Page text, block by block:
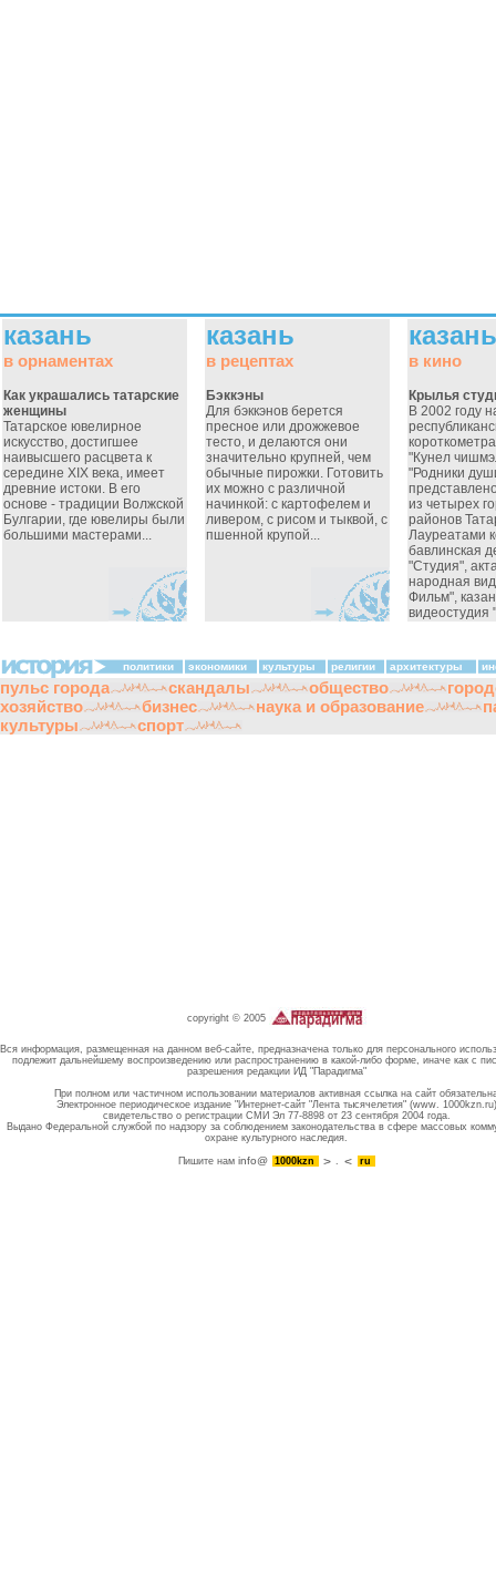
казань
в орнаментах
Как украшались татарские
женщины
Татарское ювелирное
искусство, достигшее
наивысшего расцвета к
середине XIX века, имеет
древние истоки. В его
основе - традиции Волжской
Булгарии, где ювелиры были
большими мастерами...
казань
в рецептах
Бэккэны
Для бэккэнов берется
пресное или дрожжевое
тесто, и делаются они
значительно крупней, чем
обычные пирожки. Готовить
их можно с различной
начинкой: с картофелем и
ливером, с рисом и тыквой, с
пшенной крупой...
казань
в кино
Крылья
В 2002 году
"Кунел
"Родники
из четырех
районов
Лауреатами
бавлинская
"Студия",
народная
Фильм",
видеостудия
политики экономики культуры религии архитектуры
пульс города скандалы общество
хозяйство
бизнес наука и образование
культуры
спорт
copyright © 2005
Вся информация, размещенная на данном веб-сайте, предназначена только для персонального
подлежит дальнейшему воспроизведению или распространению в какой-либо форме, иначе как с
разрешения редакции ИД "Парадигма"
При полном или частичном использовании материалов активная ссылка на сайт
Электронное периодическое издание "Интернет-сайт "Лента тысячелетия" (www. 1000kzn.ru)
свидетельство о регистрации СМИ Эл 77-8898 от 23 сентября 2004 года.
Выдано Федеральной службой по надзору за соблюдением законодательства в сфере массовых
охране культурного наследия.
Пишите намinfo@ 1000kzn . ru